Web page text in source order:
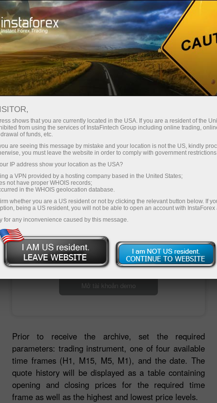
For Traders InstaForex quotes archive
InstaForex quotes
archive
Quote history is the base of quality technical
analysis. The Quotes archive from InstaForex
provides you with archive information on one of
the 72 most popular trading instruments, to wit:
21 currency pairs, Gold and Silver, and CFDs
on 49 shares.
Mở tài khoản giao dịch
Mở tài khoản demo
Prior to receive the archive, set the required
parameters: trading instrument, one of four available
time frames (H1, M15, M5, M1), and the date. The
quote history will be displayed as a table containing
opening and closing prices for the required time
frame as well as the highest and lowest price levels.
shows that you are currently located in the USA. If you are a resident of the
from using the services of InstaFintech Group including online trading,
of funds, etc.
are seeing this message by mistake and your location is not the US, kindly
you must leave the website in order to comply with government
IP address show your location as the USA?
a VPN provided by a hosting company based in the United States;
not have proper WHOIS records;
in the WHOIS geolocation database.
whether you are a US resident or not by clicking the relevant button below. If
being a US resident, you will not be able to open an account with InstaForex
for any inconvenience caused by this message.